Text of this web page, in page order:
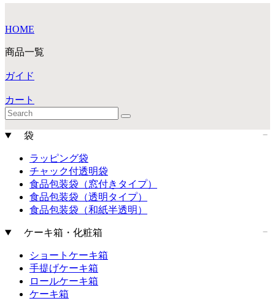
HOME
商品一覧
ガイド
カート
袋
ラッピング袋
チャック付透明袋
食品包装袋（窓付きタイプ）
食品包装袋（透明タイプ）
食品包装袋（和紙半透明）
ケーキ箱・化粧箱
ショートケーキ箱
手提げケーキ箱
ロールケーキ箱
ケーキ箱